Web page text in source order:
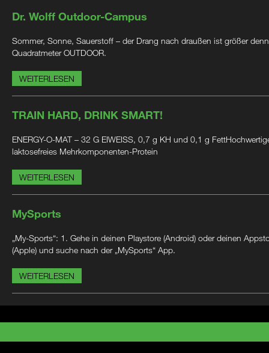
Dr. Wolff Outdoor-Campus
Sommer, Sonne, Sauerstoff – der Drang nach draußen ist größer
Quadratmeter OUTDOOR.
WEITERLESEN
TRAIN HARD, DRINK SMART!
ENERGY-O-MAT – 32 G EIWEISS, 0,7 g KH und 0,1 g
laktosefreies Mehrkomponenten-Protein
WEITERLESEN
MySports
„My-Sports“: 1. Gehe in deinen Playstore (Android) oder deinen
(Apple) und suche nach der „MySports“ App.
WEITERLESEN